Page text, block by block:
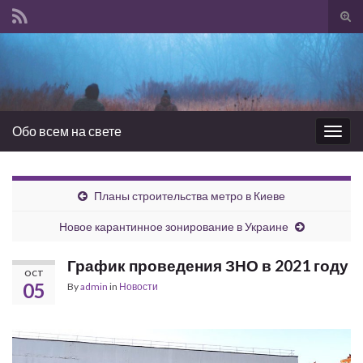
Обо всем на свете
Планы строительства метро в Киеве
Новое карантинное зонирование в Украине
OCT
05
График проведения ЗНО в 2021 году
Byadmin in Новости